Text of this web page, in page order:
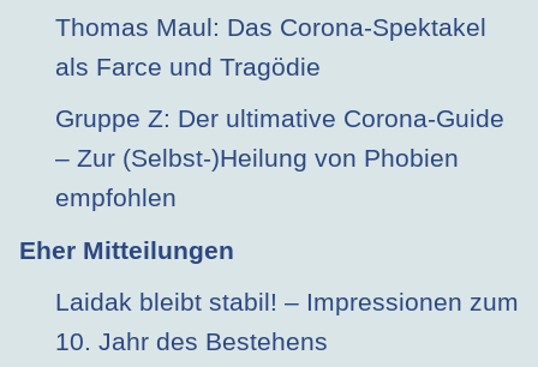
Thomas Maul: Das Corona-Spektakel
als Farce und Tragödie
Gruppe Z: Der ultimative Corona-Guide
– Zur (Selbst-)Heilung von Phobien
empfohlen
Eher Mitteilungen
Laidak bleibt stabil! – Impressionen zum
10. Jahr des Bestehens